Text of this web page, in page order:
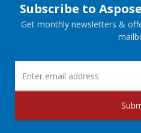
Subscribe to
Get monthly newsletters &